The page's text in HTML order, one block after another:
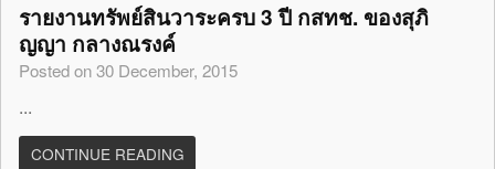
รายงานทรัพย์สินวาระครบ 3 ปี กสทช. ของสุภิ
ญญา กลางณรงค์
Posted on 30 December, 2015
...
CONTINUE READING